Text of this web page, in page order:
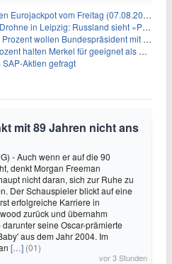
Eurojackpot vom Freitag (07.08.2026)
in Leipzig: Russland sieht «Provokation»
wollen Bundespräsident mit Politik-Erfahrung
halten Merkel für geeignet als Bundespräsidentin
SAP-Aktien gefragt
mit 89 Jahren nicht ans
- Auch wenn er auf die 90
denkt Morgan Freeman
nicht daran, sich zur Ruhe zu
Der Schauspieler blickt auf eine
erfolgreiche Karriere in
zurück und übernahm
seine Oscar-prämierte
aus dem Jahr 2004. Im
[…] (01)
vor 3 Stunden